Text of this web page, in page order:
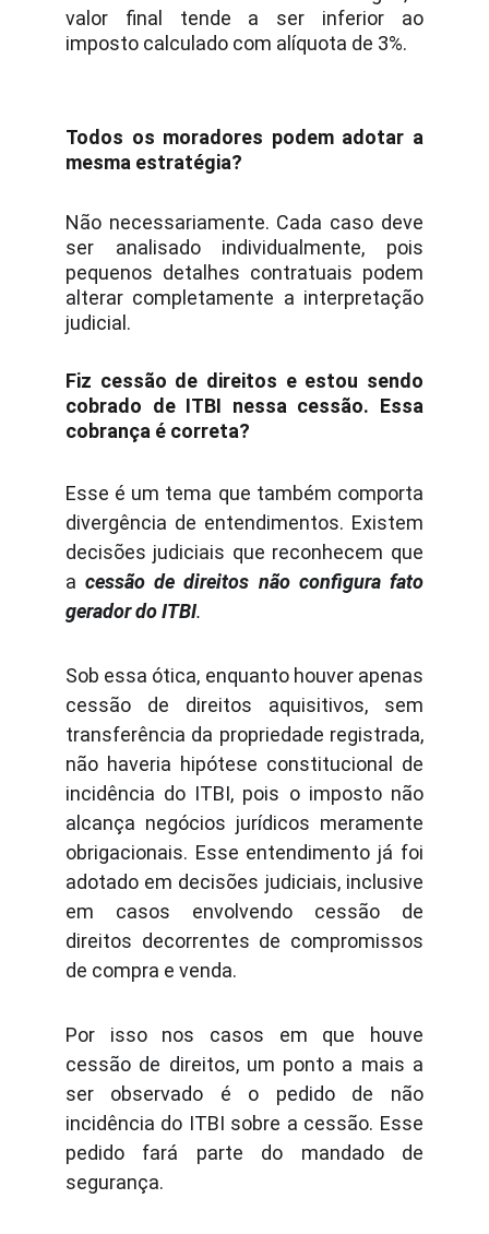
valor final tende a ser inferior ao
imposto calculado com alíquota de 3%.
Todos os moradores podem adotar a
mesma estratégia?
Não necessariamente. Cada caso deve
ser analisado individualmente, pois
pequenos detalhes contratuais podem
alterar completamente a interpretação
judicial.
Fiz cessão de direitos e estou sendo
cobrado de ITBI nessa cessão. Essa
cobrança é correta?
Esse é um tema que também comporta
divergência de entendimentos. Existem
decisões judiciais que reconhecem que
acessão de direitos não configura fato
gerador do ITBI.
Sob essa ótica, enquanto houver apenas
cessão de direitos aquisitivos, sem
transferência da propriedade registrada,
não haveria hipótese constitucional de
incidência do ITBI, pois o imposto não
alcança negócios jurídicos meramente
obrigacionais. Esse entendimento já foi
adotado em decisões judiciais, inclusive
em casos envolvendo cessão de
direitos decorrentes de compromissos
de compra e venda.
Por isso nos casos em que houve
cessão de direitos, um ponto a mais a
ser observado é o pedido de não
incidência do ITBI sobre a cessão. Esse
pedido fará parte do mandado de
segurança.